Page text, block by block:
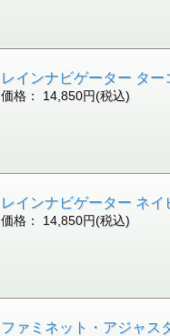
レインナビゲーター ター
価格： 14,850円(税込)
レインナビゲーター ネイ
価格： 14,850円(税込)
ファミネット・アジャス